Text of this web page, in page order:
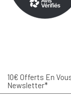
10€ Offerts En
Newsletter*